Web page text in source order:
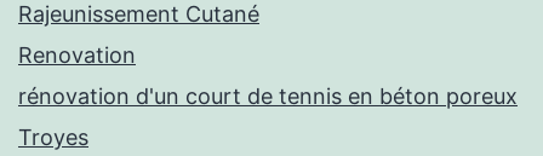
Rajeunissement Cutané
Renovation
rénovation d'un court de tennis en béton poreux
Troyes